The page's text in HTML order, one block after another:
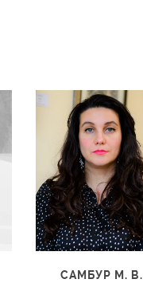
САМБУР М. В.